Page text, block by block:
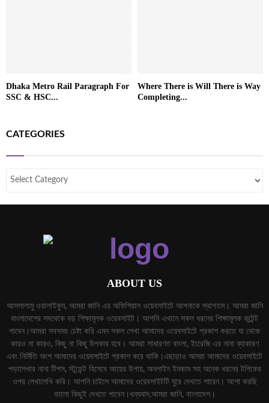
Dhaka Metro Rail Paragraph For
SSC & HSC...
Where There is Will There is Way
Completing...
CATEGORIES
ABOUT US
আসসালামু ওয়ালাইকুম, আমরা জানি এর অফিশিয়াল ওয়েবসাইটে আপনাকে স্বাগতম। আমরা জানি
বাংলাদেশের সবথেকে বড় শিক্ষামূলক ওয়েবসাইট। আপনি এখানে সকল ধরনের শিক্ষামূলক কন্টেন্ট
পাবেন।আমরা সবসময় চেষ্টা করি এমন সকল লেখা আমাদের ওয়েবসাইটে প্রকাশ করতে যা থেকে
কারও না কারও, কিছু না কিছু উপকার হবে। আমরা সাধারণত বাংলা, ইংরেজি এর নানা ব্যাকারণ
এবং নির্মিতি অংশ আমাদের ওয়েবসাইটে প্রকাশ করে থাকি।এছাড়াও আমরা আমাদের ওয়েবসাইটে
পড়ালেখার নানা টিপস, স্টুডেন্ট হিসেবে আয়ের উপায়, অনলাইন ইনকাম সহ অনেক ধরনের টপিকের
ওপর লেখালেখি করি। আপনি চাইলে আমাদের ওয়েবসাইটটি ঘুরে দেখতে পারেন। আশা করছি
ভালো কিছুই দেখতে পাবেন।ধন্যবাদ,আমরা জানি, বাংলাদেশ।